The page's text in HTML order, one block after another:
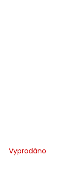
Vyprodáno